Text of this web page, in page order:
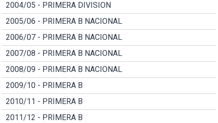
2004/05 - PRIMERA DIVISION
2005/06 - PRIMERA B NACIONAL
2006/07 - PRIMERA B NACIONAL
2007/08 - PRIMERA B NACIONAL
2008/09 - PRIMERA B NACIONAL
2009/10 - PRIMERA B
2010/11 - PRIMERA B
2011/12 - PRIMERA B